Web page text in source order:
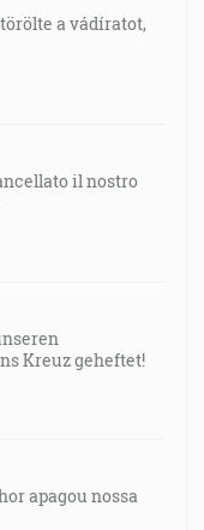
a vádíratot,
il nostro
Kreuz geheftet!
apagou nossa